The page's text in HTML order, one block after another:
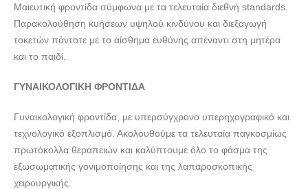
ΠΕΤΡΟΥΠΟΛΗ | ΒΑΤΣΑΡΕΑΣ ΔΗΜΗΤΡΙΟΣ ---
doctors4u.gr
ΜΑΙΕΥΤΗΡΑΣ ΧΕΙΡΟΥΡΓΟΣ ΓΥΝΑΙΚΟΛΟΓΟΣ
doctors4u.gr
ΠΕΤΡΟΥΠΟΛΗ | ΒΑΤΣΑΡΕΑΣ ΔΗΜΗΤΡΙΟΣ ---
doctors4u.gr
ΜΑΙΕΥΤΗΡΑΣ ΧΕΙΡΟΥΡΓΟΣ ΓΥΝΑΙΚΟΛΟΓΟΣ
ΠΕΤΡΟΥΠΟΛΗ | ΒΑΤΣΑΡΕΑΣ ΔΗΜΗΤΡΙΟΣ ---
​Μαιευτική φροντίδα σύμφωνα με τα τελευταία διεθνή standards.
Παρακολούθηση κυήσεων υψηλού κινδύνου και διεξαγωγή
τοκετών πάντοτε με το αίσθημα ευθύνης απέναντι στη μητέρα
και το παιδί.
ΓΥΝΑΙΚΟΛΟΓΙΚΗ ΦΡΟΝΤΙΔΑ
Γυναικολογική φροντίδα, με υπερσύγχρονο υπερηχογραφικό και
τεχνολογικό εξοπλισμό. Ακολουθούμε τα τελευταία παγκοσμίως
πρωτόκολλα θεραπειών και καλύπτουμε όλο το φάσμα της
εξωσωματικής γονιμοποίησης και της λαπαροσκοπικής
χειρουργικής.